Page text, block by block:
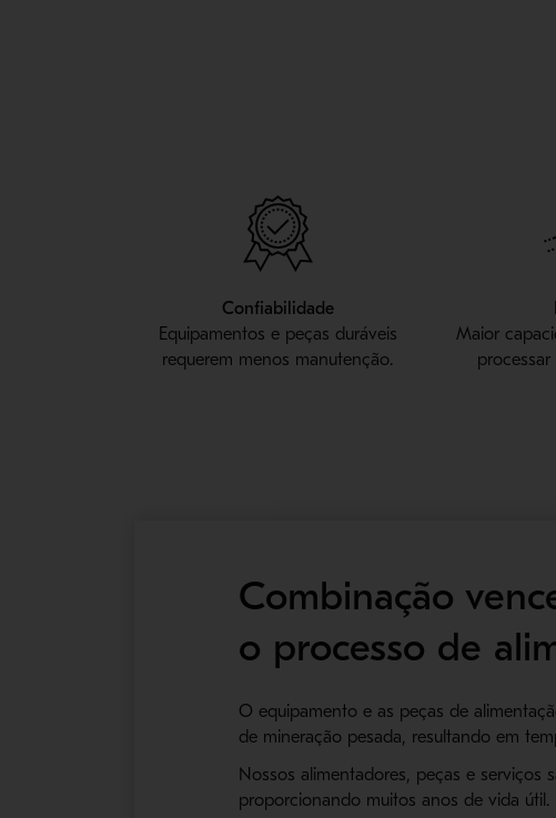
Confiabilidade
Equipamentos e peças duráveis
requerem menos manutenção.
Maior
processar
Combinação
o processo de
O equipamento e as peças de
de mineração pesada, resultando em
Nossos alimentadores, peças e
proporcionando muitos anos de vida útil.